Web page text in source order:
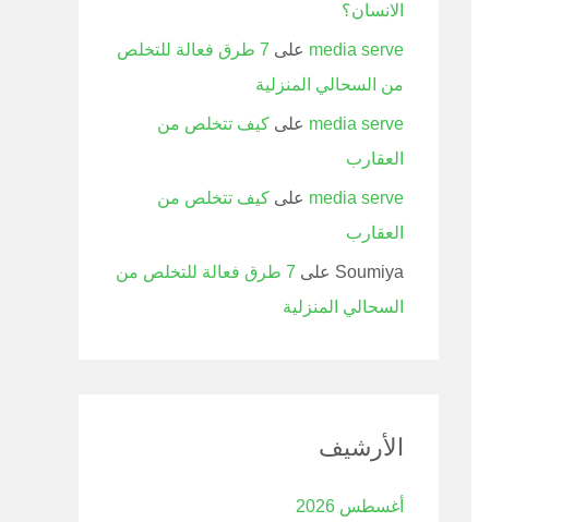
الانسان؟
media serve على
7 طرق فعالة للتخلص
من السحالي المنزلية
media serve على كيف تتخلص من
العقارب
media serve على كيف تتخلص من
العقارب
Soumiya على
7 طرق فعالة للتخلص من
السحالي المنزلية
الأرشيف
أغسطس 2026